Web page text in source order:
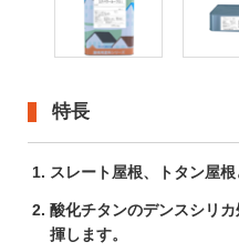
特長
スレート屋根、トタン屋根
酸化チタンのデンスシリ
揮します。